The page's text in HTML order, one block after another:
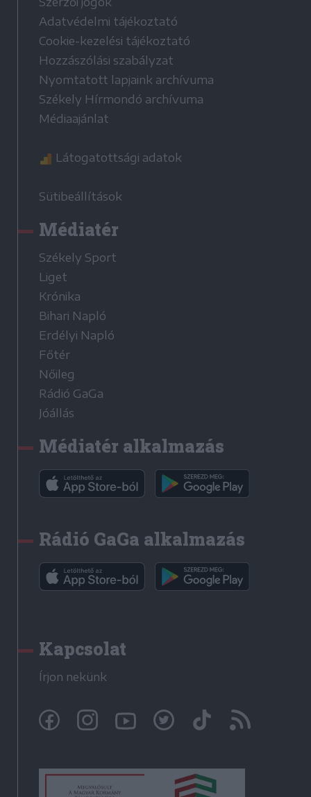
Adatvédelmi tájékoztató
Cookie-kezelési tájékoztató
Hozzászólási szabályzat
Nyomtatott lapjaink archívuma
Székely Hírmondó archívuma
Médiaajánlat
Látogatottsági adatok
Sütibeállítások
Médiatér
Székely Sport
Liget
Krónika
Bihari Napló
Erdélyi Napló
Főtér
Nőileg
Rádió GaGa
Jóállás
Médiatér alkalmazás
Rádió GaGa alkalmazás
Kapcsolat
Írjon nekünk